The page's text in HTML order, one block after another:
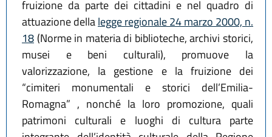
fruizione da parte dei cittadini e nel quadro di
attuazione dellalegge regionale 24 marzo 2000, n.
18 (Norme in materia di biblioteche, archivi storici,
musei e beni culturali), promuove la
valorizzazione, la gestione e la fruizione dei
“cimiteri monumentali e storici dell’Emilia-
Romagna” , nonché la loro promozione, quali
patrimoni culturali e luoghi di cultura parte